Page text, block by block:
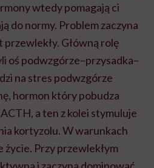
wtedy pomagają ci
do normy. Problem zaczyna
Główną rolę
oś podwzgórze–przysadka–
na stres podwzgórze
hormon który pobudza
a ten z kolei stymuluje
kortyzolu. W warunkach
Przy przewlekłym